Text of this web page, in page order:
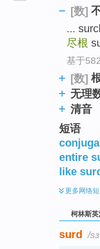
[数]
...
尽根
基于
[数]
无理
清音
短语
entire
like
更多网络
柯林斯
surd /